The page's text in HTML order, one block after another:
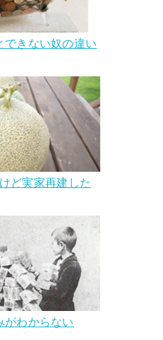
できない奴の違い
ど実家再建した
がわからない